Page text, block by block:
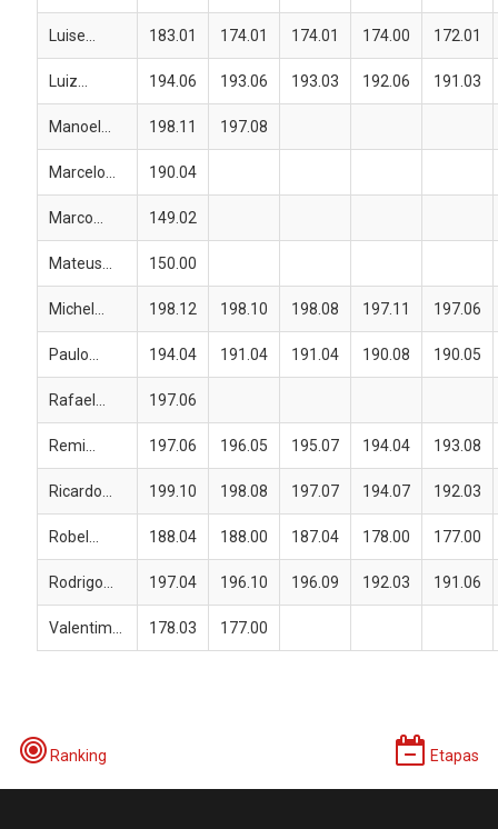
Luise... 183.01 174.01 174.01 174.00 172.01
Luiz... 194.06 193.06 193.03 192.06 191.03
Manoel... 198.11 197.08
Marcelo... 190.04
Marco... 149.02
Mateus... 150.00
Michel... 198.12 198.10 198.08 197.11 197.06
Paulo... 194.04 191.04 191.04 190.08 190.05
Rafael... 197.06
Remi... 197.06 196.05 195.07 194.04 193.08
Ricardo... 199.10 198.08 197.07 194.07 192.03
Robel... 188.04 188.00 187.04 178.00 177.00
Rodrigo... 197.04 196.10 196.09 192.03 191.06
Valentim... 178.03 177.00
Ranking Etapas